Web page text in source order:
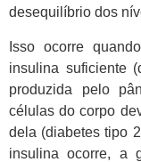
desequilíbrio dos
Isso ocorre
insulina suficiente
produzida pelo
células do corpo
dela (diabetes tipo
insulina ocorre, a